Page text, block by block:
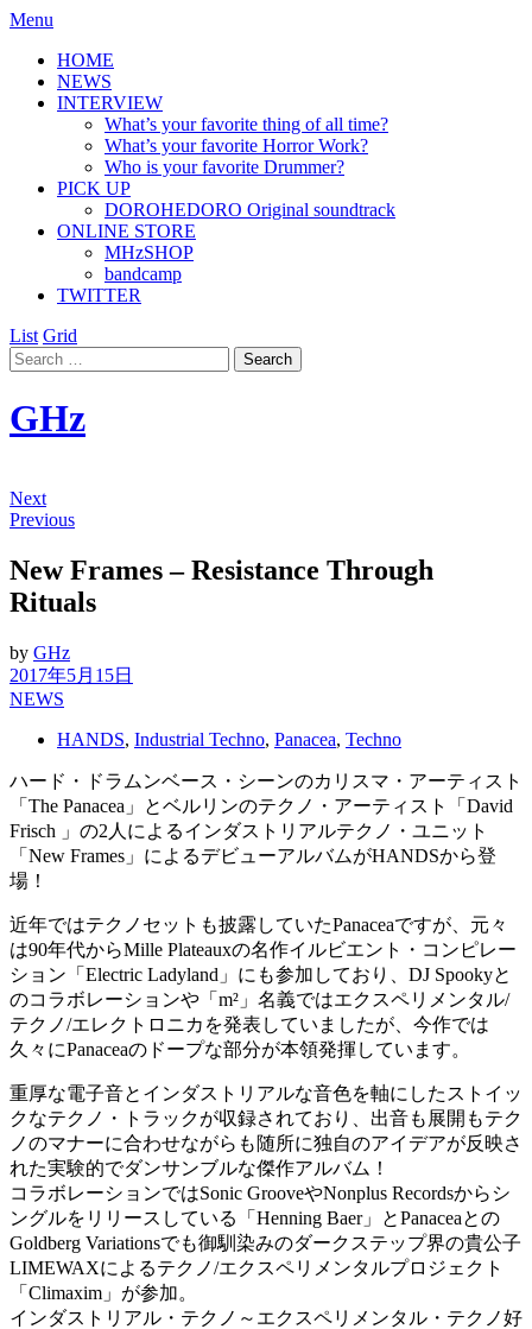
Menu
HOME
NEWS
INTERVIEW
What’s your favorite thing of all time?
What’s your favorite Horror Work?
Who is your favorite Drummer?
PICK UP
DOROHEDORO Original soundtrack
ONLINE STORE
MHzSHOP
bandcamp
TWITTER
List Grid
GHz
Next
Previous
New Frames – Resistance Through
Rituals
by GHz
2017年5月15日
NEWS
HANDS, Industrial Techno, Panacea, Techno
ハード・ドラムンベース・シーンのカリスマ・アーティスト
「The Panacea」とベルリンのテクノ・アーティスト「David
Frisch 」の2人によるインダストリアルテクノ・ユニット
「New Frames」によるデビューアルバムがHANDSから登
場！
近年ではテクノセットも披露していたPanaceaですが、元々
は90年代からMille Plateauxの名作イルビエント・コンピレー
ション「Electric Ladyland」にも参加しており、DJ Spookyと
のコラボレーションや「m²」名義ではエクスペリメンタル/
テクノ/エレクトロニカを発表していましたが、今作では
久々にPanaceaのドープな部分が本領発揮しています。
重厚な電子音とインダストリアルな音色を軸にしたストイッ
クなテクノ・トラックが収録されており、出音も展開もテク
ノのマナーに合わせながらも随所に独自のアイデアが反映さ
れた実験的でダンサンブルな傑作アルバム！
コラボレーションではSonic GrooveやNonplus Recordsからシ
ングルをリリースしている「Henning Baer」とPanaceaとの
Goldberg Variationsでも御馴染みのダークステップ界の貴公子
LIMEWAXによるテクノ/エクスペリメンタルプロジェクト
「Climaxim」が参加。
インダストリアル・テクノ～エクスペリメンタル・テクノ好